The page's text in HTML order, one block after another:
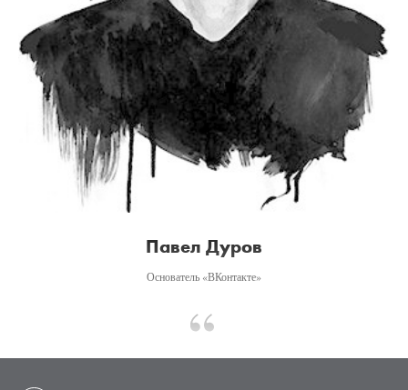
Павел Дуров
Основатель «ВКонтакте»